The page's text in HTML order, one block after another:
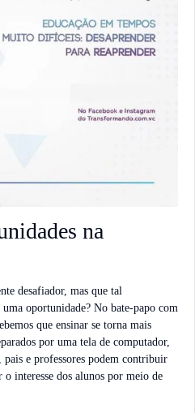
na
desafiador, mas que tal
oportunidade? No bate-papo com
que ensinar se torna mais
por uma tela de computador,
e professores podem contribuir
o interesse dos alunos por meio de